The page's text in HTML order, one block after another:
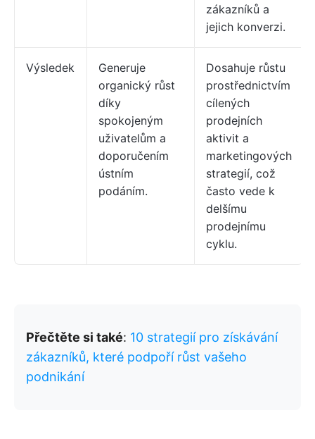
zákazníků a
jejich konverzi.
Výsledek
Generuje
organický růst
díky
spokojeným
uživatelům a
doporučením
ústním
podáním.
Dosahuje růstu
prostřednictvím
cílených
prodejních
aktivit a
marketingových
strategií, což
často vede k
delšímu
prodejnímu
cyklu.
Přečtěte si také: 10 strategií pro získávání
zákazníků, které podpoří růst vašeho
podnikání